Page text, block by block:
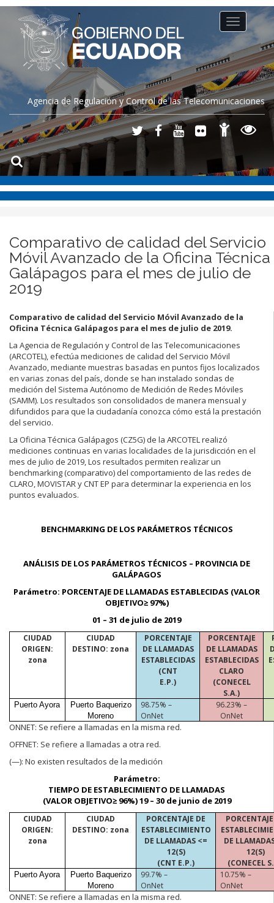
Agencia de Regulación y Control de las Telecomunicaciones
Toggle
navigation
Comparativo de calidad del Servicio
Móvil Avanzado de la Oficina Técnica
Galápagos para el mes de julio de
2019
Comparativo de calidad del Servicio Móvil Avanzado de la
Oficina Técnica Galápagos para el mes de julio de 2019.
La Agencia de Regulación y Control de las Telecomunicaciones
(ARCOTEL), efectúa mediciones de calidad del Servicio Móvil
Avanzado, mediante muestras basadas en puntos fijos localizados
en varias zonas del país, donde se han instalado sondas de
medición del Sistema Autónomo de Medición de Redes Móviles
(SAMM). Los resultados son consolidados de manera mensual y
difundidos para que la ciudadanía conozca cómo está la prestación
del servicio.
La Oficina Técnica Galápagos (CZ5G) de la ARCOTEL realizó
mediciones continuas en varias localidades de la jurisdicción en el
mes de julio de 2019, Los resultados permiten realizar un
benchmarking (comparativo) del comportamiento de las redes de
CLARO, MOVISTAR y CNT EP para determinar la experiencia en los
puntos evaluados.
BENCHMARKING DE LOS PARÁMETROS TÉCNICOS
ANÁLISIS DE LOS PARÁMETROS TÉCNICOS – PROVINCIA DE
GALÁPAGOS
Parámetro: PORCENTAJE DE LLAMADAS ESTABLECIDAS (VALOR
OBJETIVO≥ 97%)
01 – 31 de julio de 2019
CIUDAD
ORIGEN:
zona
CIUDAD
DESTINO: zona
PORCENTAJE
DE LLAMADAS
ESTABLECIDAS
(CNT
E.P.)
PORCENTAJE
DE LLAMADAS
ESTABLECIDAS
CLARO
(CONECEL
S.A.)
Puerto Ayora
Puerto Baquerizo
Moreno
98.75% –
OnNet
96.23% –
OnNet
ONNET: Se refiere a llamadas en la misma red.
OFFNET: Se refiere a llamadas a otra red.
(—): No existen resultados de la medición
Parámetro:
TIEMPO DE ESTABLECIMIENTO DE LLAMADAS
(VALOR OBJETIVO≥ 96%) 19 – 30 de junio de 2019
CIUDAD
ORIGEN:
zona
CIUDAD
DESTINO: zona
PORCENTAJE DE
ESTABLECIMIENTO
DE LLAMADAS <=
12(S)
(CNT E.P.)
DE
12(S)
(CONECEL
Puerto Ayora
Puerto Baquerizo
Moreno
99.7% –
OnNet
10.75% –
OnNet
ONNET: Se refiere a llamadas en la misma red.